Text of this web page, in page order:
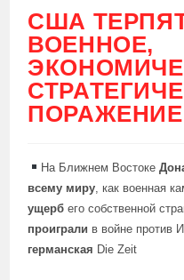
США
ВОЕННОЕ,
ПОРАЖЕНИЕ
На Ближнем Востоке
всему миру, как военная
ущерб его собственной
проиграли в войне против
германская Die Zeit